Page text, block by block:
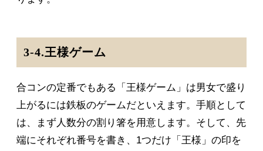
3-4.王様ゲーム
合コンの定番でもある「王様ゲーム」は男女で盛り
上がるには鉄板のゲームだといえます。手順として
は、まず人数分の割り箸を用意します。そして、先
端にそれぞれ番号を書き、1つだけ「王様」の印を